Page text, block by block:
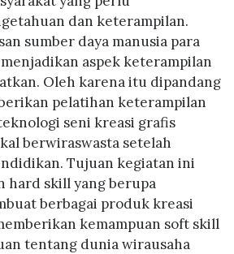
dan keterampilan.
sumber daya manusia para
aspek keterampilan
Oleh karena itu dipandang
pelatihan keterampilan
seni kreasi grafis
berwiraswasta setelah
Tujuan kegiatan ini
hard skill yang berupa
berbagai produk kreasi
kemampuan soft skill
tentang dunia wirausaha